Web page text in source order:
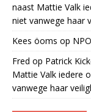
naast Mattie Valk
niet vanwege haar
Kees öoms op
Fred op Patrick
Mattie Valk iedere
vanwege haar